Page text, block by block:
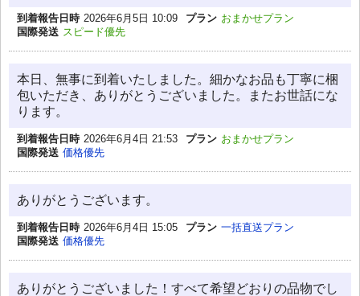
到着報告日時 2026年6月5日 10:09 プラン おまかせプラン
国際発送 スピード優先
本日、無事に到着いたしました。細かなお品も丁寧に梱
包いただき、ありがとうございました。またお世話にな
ります。
到着報告日時 2026年6月4日 21:53 プラン おまかせプラン
国際発送 価格優先
ありがとうございます。
到着報告日時 2026年6月4日 15:05 プラン 一括直送プラン
国際発送 価格優先
ありがとうございました！すべて希望どおりの品物でし